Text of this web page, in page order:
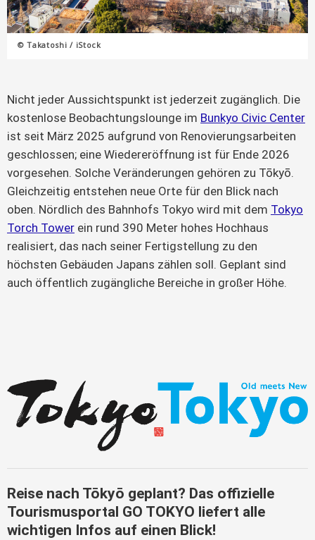
© Takatoshi / iStock
Nicht jeder Aussichtspunkt ist jederzeit zugänglich. Die
kostenlose Beobachtungslounge im Bunkyo Civic Center
ist seit März 2025 aufgrund von Renovierungsarbeiten
geschlossen; eine Wiedereröffnung ist für Ende 2026
vorgesehen. Solche Veränderungen gehören zu Tōkyō.
Gleichzeitig entstehen neue Orte für den Blick nach
oben. Nördlich des Bahnhofs Tokyo wird mit dem Tokyo
Torch Tower ein rund 390 Meter hohes Hochhaus
realisiert, das nach seiner Fertigstellung zu den
höchsten Gebäuden Japans zählen soll. Geplant sind
auch öffentlich zugängliche Bereiche in großer Höhe.
Reise nach Tōkyō geplant? Das offizielle
Tourismusportal GO TOKYO liefert alle
wichtigen Infos auf einen Blick!